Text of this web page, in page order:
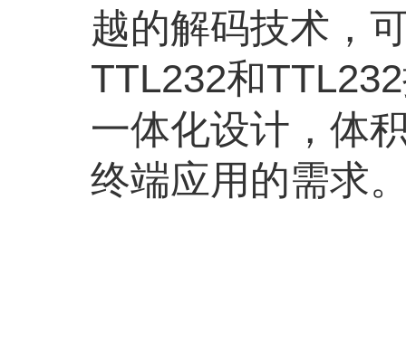
越的解码技术，
TTL232和TTL232
一体化设计，体
终端应用的需求